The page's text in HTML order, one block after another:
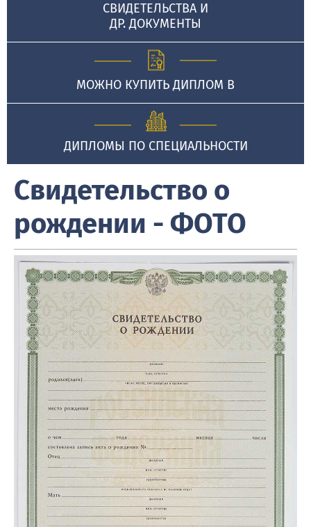
СВИДЕТЕЛЬСТВА И
ДР. ДОКУМЕНТЫ
МОЖНО КУПИТЬ ДИПЛОМ В
ДИПЛОМЫ ПО СПЕЦИАЛЬНОСТИ
Свидетельство о
рождении - ФОТО